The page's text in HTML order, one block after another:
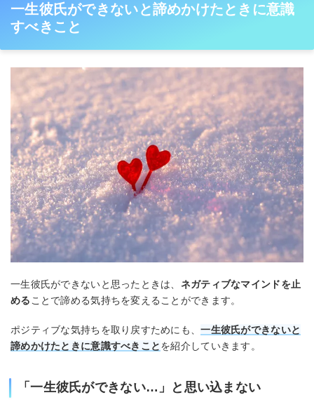
一生彼氏ができないと諦めかけたときに意識
すべきこと
一生彼氏ができないと思ったときは、 ネガティブなマインドを止
める ことで諦める気持ちを変えることができます。
ポジティブな気持ちを取り戻すためにも、一生彼氏ができないと
諦めかけたときに意識すべきことを紹介していきます。
「一生彼氏ができない…」と思い込まない